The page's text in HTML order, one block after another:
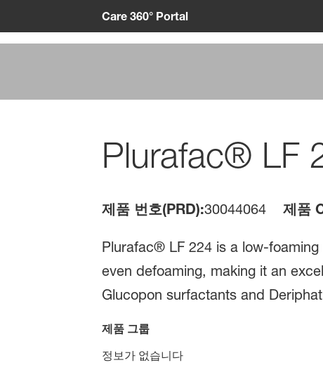
Care 360° Portal
Plurafac® LF
제품 번호(PRD):30044064 제품
Plurafac® LF 224 is a low-
even defoaming, making it an
Glucopon surfactants and
제품 그룹
정보가 없습니다